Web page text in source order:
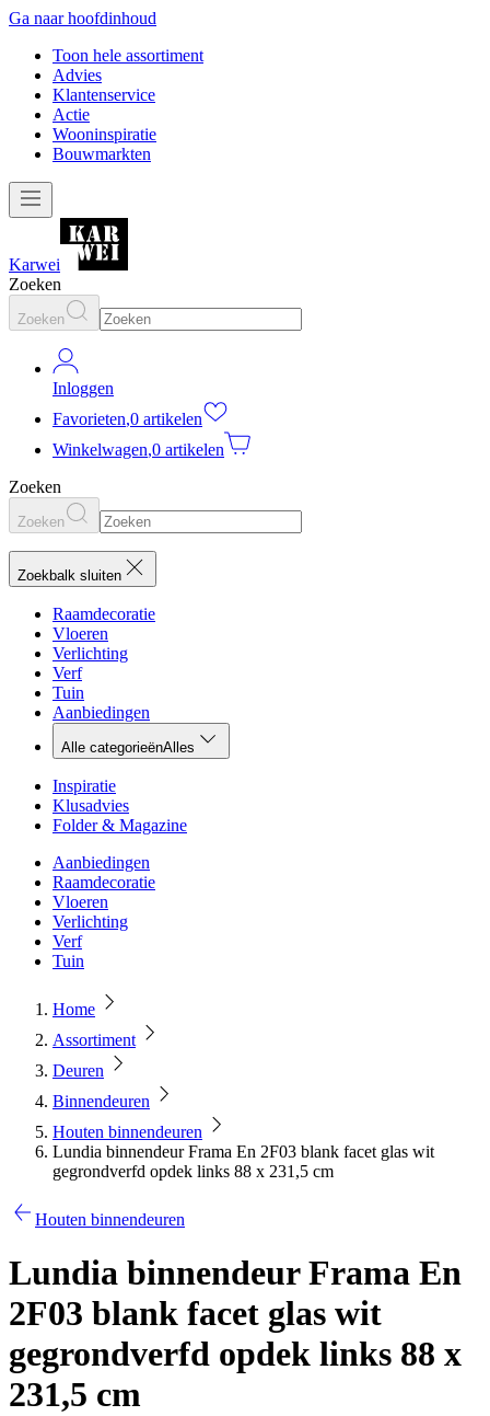
Ga naar hoofdinhoud
Toon hele assortiment
Advies
Klantenservice
Actie
Wooninspiratie
Bouwmarkten
Karwei
Zoeken
Zoeken
Inloggen
Favorieten,0 artikelen
Winkelwagen,0 artikelen
Zoeken
Zoeken
Zoekbalk sluiten
Raamdecoratie
Vloeren
Verlichting
Verf
Tuin
Aanbiedingen
Alle categorieënAlles
Inspiratie
Klusadvies
Folder & Magazine
Aanbiedingen
Raamdecoratie
Vloeren
Verlichting
Verf
Tuin
Home
Assortiment
Deuren
Binnendeuren
Houten binnendeuren
Lundia binnendeur Frama En 2F03 blank facet glas wit
gegrondverfd opdek links 88 x 231,5 cm
Houten binnendeuren
Lundia binnendeur Frama En
2F03 blank facet glas wit
gegrondverfd opdek links 88 x
231,5 cm